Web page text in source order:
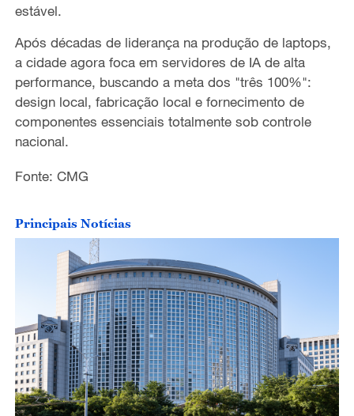
e
o
estável.
Após décadas de liderança na produção de laptops,
a cidade agora foca em servidores de IA de alta
performance, buscando a meta dos "três 100%":
design local, fabricação local e fornecimento de
componentes essenciais totalmente sob controle
nacional.
Fonte: CMG
Principais Notícias